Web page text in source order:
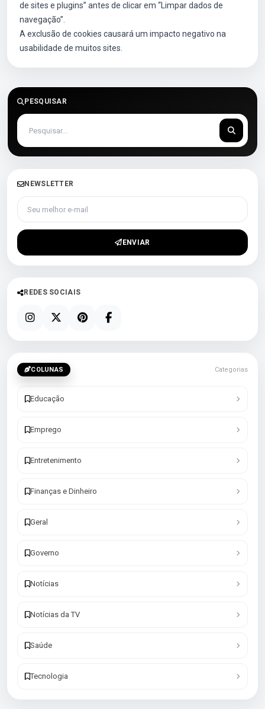
de sites e plugins” antes de clicar em “Limpar dados de
navegação”.
A exclusão de cookies causará um impacto negativo na
usabilidade de muitos sites.
PESQUISAR
NEWSLETTER
Seu melhor e-mail
ENVIAR
REDES SOCIAIS
COLUNAS Categorias
Educação
Emprego
Entretenimento
Finanças e Dinheiro
Geral
Governo
Notícias
Notícias da TV
Saúde
Tecnologia